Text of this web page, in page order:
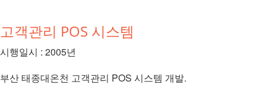
고객관리 POS 시스템
시행일시 : 2005년
부산 태종대온천 고객관리 POS 시스템 개발.